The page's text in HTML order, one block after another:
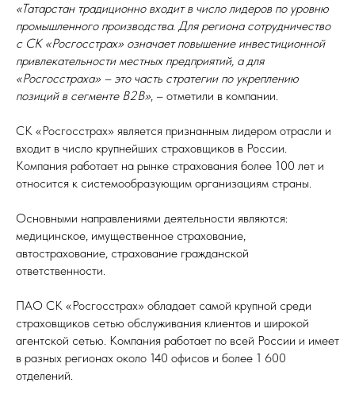
«Татарстан традиционно входит в число лидеров по уровню
промышленного производства. Для региона сотрудничество
с СК «Росгосстрах» означает повышение инвестиционной
привлекательности местных предприятий, а для
«Росгосстраха» – это часть стратегии по укреплению
позиций в сегменте B2B», – отметили в компании.
СК «Росгосстрах» является признанным лидером отрасли и
входит в число крупнейших страховщиков в России.
Компания работает на рынке страхования более 100 лет и
относится к системообразующим организациям страны.
Основными направлениями деятельности являются:
медицинское, имущественное страхование,
автострахование, страхование гражданской
ответственности.
ПАО СК «Росгосстрах» обладает самой крупной среди
страховщиков сетью обслуживания клиентов и широкой
агентской сетью. Компания работает по всей России и имеет
в разных регионах около 140 офисов и более 1 600
отделений.